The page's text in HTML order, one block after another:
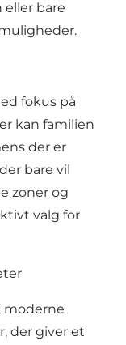
bare
fokus på
kan familien
der er
bare vil
zoner og
valg for
moderne
der giver et